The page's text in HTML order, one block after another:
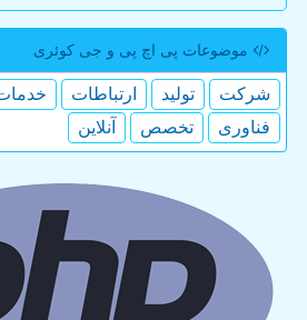
موضوعات پی اچ پی و جی كوئری
شركت تولید ارتباطات
فناوری
تخصص آنلاین